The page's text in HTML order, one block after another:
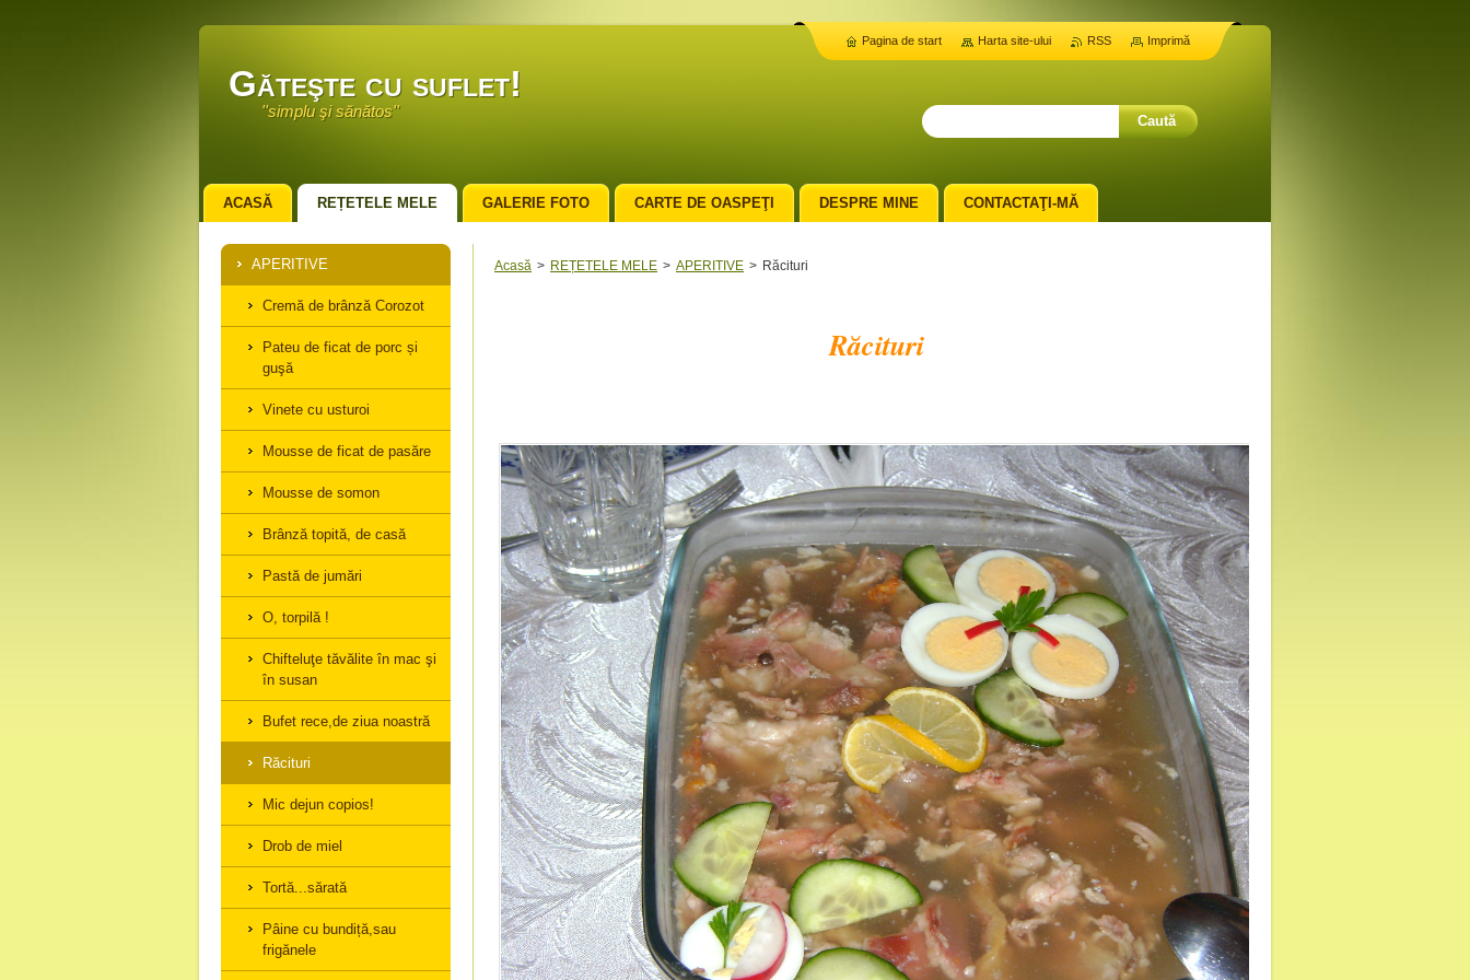
Găteşte cu suflet!
''simplu şi sănătos''
Acasă > REȚETELE MELE > APERITIVE > Răcituri
Răcituri
APERITIVE
Cremă de brânză Corozot
Pateu de ficat de porc și
guşă
Vinete cu usturoi
Mousse de ficat de pasăre
Mousse de somon
Brânză topită, de casă
Pastă de jumări
O, torpilă !
Chifteluţe tăvălite în mac şi
în susan
Bufet rece,de ziua noastră
Răcituri
Mic dejun copios!
Drob de miel
Tortă...sărată
Pâine cu bundiță,sau
frigănele
ACASĂ REȚETELE MELE GALERIE FOTO CARTE DE OASPEŢI DESPRE MINE CONTACTAŢI-MĂ
Pagina de start Harta site-ului RSS Imprimă